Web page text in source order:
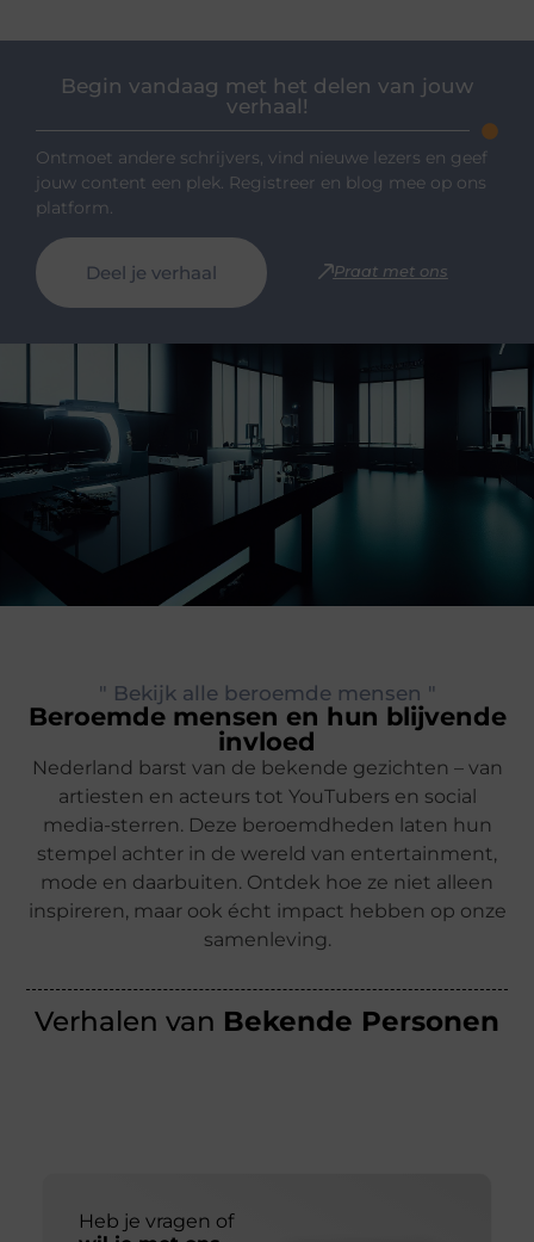
Begin vandaag met het delen van jouw
verhaal!
Ontmoet andere schrijvers, vind nieuwe lezers en geef
jouw content een plek. Registreer en blog mee op ons
platform.
Deel je verhaal Praat met ons
" Bekijk alle beroemde mensen "
Beroemde mensen en hun blijvende
invloed
Nederland barst van de bekende gezichten – van
artiesten en acteurs tot YouTubers en social
media-sterren. Deze beroemdheden laten hun
stempel achter in de wereld van entertainment,
mode en daarbuiten. Ontdek hoe ze niet alleen
inspireren, maar ook écht impact hebben op onze
samenleving.
Verhalen van Bekende Personen
Heb je vragen of